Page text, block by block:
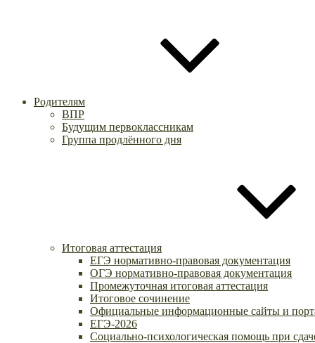
Родителям
ВПР
Будущим первоклассникам
Группа продлённого дня
Итоговая аттестация
ЕГЭ нормативно-правовая документация
ОГЭ нормативно-правовая документация
Промежуточная итоговая аттестация
Итоговое сочинение
Официальные информационные сайты и
ЕГЭ-2026
Социально-психологическая помощь при